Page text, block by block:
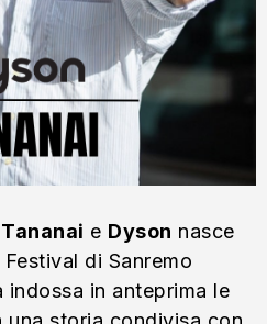
Tananai e Dyson nasce
di Sanremo
indossa in anteprima le